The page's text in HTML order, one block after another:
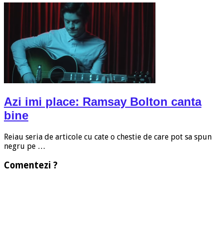
Azi imi place: Ramsay Bolton canta
bine
Reiau seria de articole cu cate o chestie de care pot sa spun
negru pe …
Comentezi ?